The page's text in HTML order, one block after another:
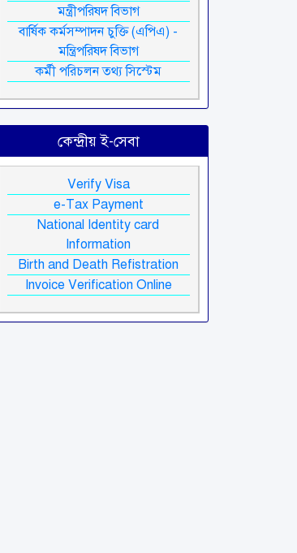
মন্ত্রীপরিষদ বিভাগ
বার্ষিক কর্মসম্পাদন চুক্তি (এপিএ) -
মন্ত্রিপরিষদ বিভাগ
কর্মী পরিচলন তথ্য সিস্টেম
কেন্দ্রীয় ই-সেবা
Verify Visa
e-Tax Payment
National Identity card
Information
Birth and Death Refistration
Invoice Verification Online